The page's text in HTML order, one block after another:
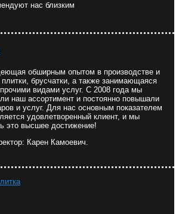
нас близким
обширным опытом в производстве и
брусчатки, а также занимающаяся
видами услуг. С 2008 года мы
наш ассортимент и постоянно повышали
и услуг. Для нас основным показателем
удовлетворенный клиент, и мы
это высшее достижение!
Карен Камоевич.